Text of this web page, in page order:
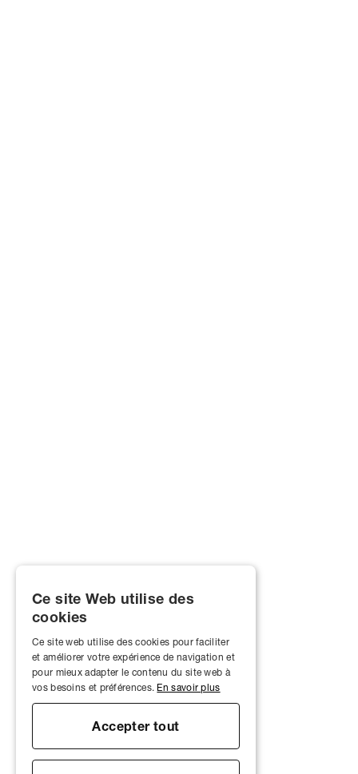
Ce site Web utilise des
cookies
Ce site web utilise des cookies pour faciliter
et améliorer votre expérience de navigation et
pour mieux adapter le contenu du site web à
vos besoins et préférences. En savoir plus
Accepter tout